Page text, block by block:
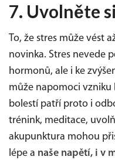
7. Uvolněte
To, že stres může vést
novinka. Stres nevede
hormonů, ale i ke
může napomoci
bolestí patří proto i
trénink, meditace,
akupunktura mohou
lépe a naše napětí, i v